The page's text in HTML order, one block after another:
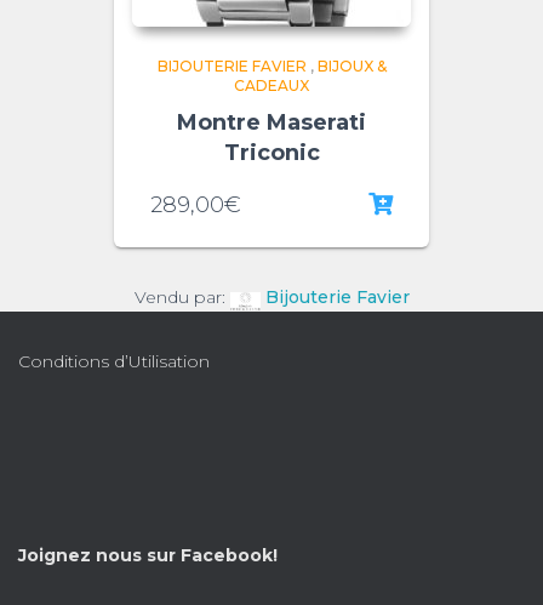
BIJOUTERIE FAVIER , BIJOUX &
CADEAUX
Montre Maserati
Triconic
289,00€
Vendu par: Bijouterie Favier
Conditions d’Utilisation
Joignez nous sur Facebook!